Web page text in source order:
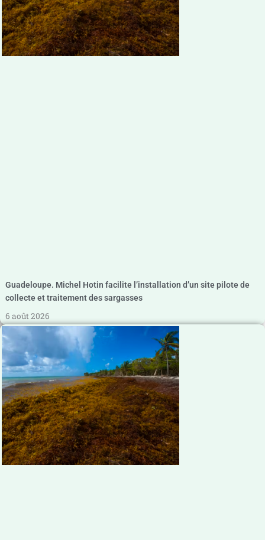
Guadeloupe. Michel Hotin facilite l’installation d’un site pilote de
collecte et traitement des sargasses
6 août 2026